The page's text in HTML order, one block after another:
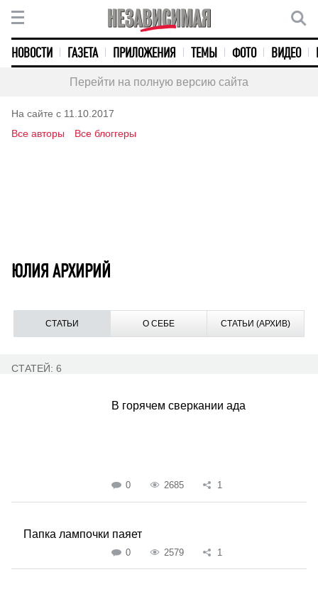
НОВОСТИ ГАЗЕТА ПРИЛОЖЕНИЯ ТЕМЫ ФОТО ВИДЕО
Перейти на полную версию сайта
На сайте с 11.10.2017
Все авторы
Все блоггеры
ЮЛИЯ АРХИРИЙ
СТАТЬИ О СЕБЕ СТАТЬИ (АРХИВ)
СТАТЕЙ: 6
В горячем сверкании ада
0 2685 1
Папка лампочки паяет
0 2579 1